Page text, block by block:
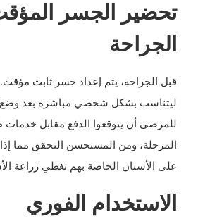
تحضير الجسر
الجراحة
قبل الجراحة، يتم إعداد جسر ثابت مؤقت.
ليتناسب بشكل شخصي مباشرة بعد وضع
للمرضى أن يتوقعوا الدفع مقابل
المرحلة، ومن المستحسن التحقق مما
على الأسنان الخاصة بهم تغطي زراعة
الاستخدام الفوري